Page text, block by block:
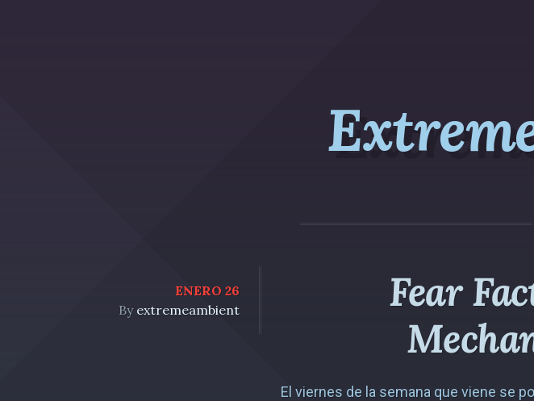
ENERO 26
By extremeambient
Fear
El viernes de la semana que viene se